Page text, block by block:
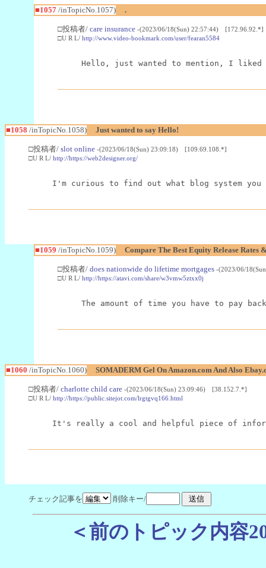
■1057/inTopicNo.1057) .
□投稿者/ care insurance -(2023/06/18(Sun) 22:57:44) [172.96.92.*]
□U R L/ http://www.video-bookmark.com/user/fearan5584
Hello, just wanted to mention, I
■1058 /inTopicNo.1058) Just wanted to say Hello!
□投稿者/ slot online -(2023/06/18(Sun) 23:09:18) [109.69.108.*]
□U R L/ http://https://web2designer.org/
I'm curious to find out what blog system
■1059 /inTopicNo.1059) Compare The Best Equity Release Rates
□投稿者/ does nationwide do lifetime mortgages -(2023/06/
□U R L/ http://https://atavi.com/share/w3vmw5ztxx0j
The amount of time you have to pay
■1060 /inTopicNo.1060) SOMADERM Gel On Amazon.com And Also
□投稿者/ charlotte child care -(2023/06/18(Sun) 23:09:46) [38.152.7.*]
□U R L/ http://https://public.sitejot.com/lrgtgvq166.html
It's really a cool and helpful piece of
チェック記事を 削除キー/
＜前のトピック内容